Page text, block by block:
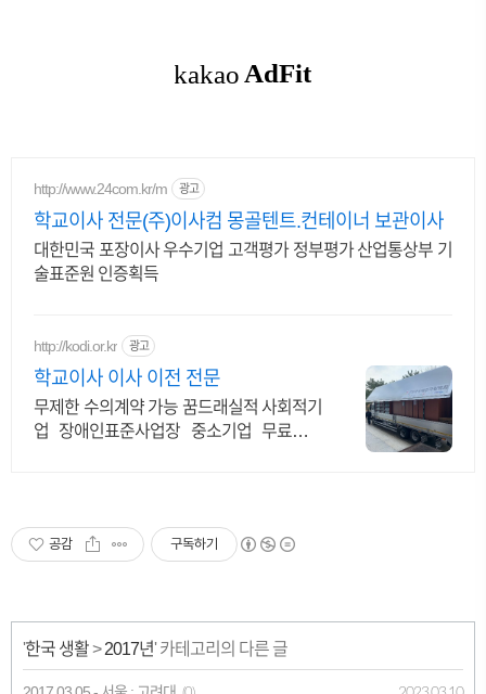
http://www.24com.kr/m 광고
학교이사 전문(주)이사컴 몽골텐트.컨테이너 보관이사
대한민국 포장이사 우수기업 고객평가 정부평가 산업통상부 기
술표준원 인증획득
http://kodi.or.kr 광고
학교이사 이사 이전 전문
무제한 수의계약 가능 꿈드래실적 사회적기
업 장애인표준사업장 중소기업 무료견적
공감 구독하기
'한국 생활>2017년' 카테고리의 다른 글